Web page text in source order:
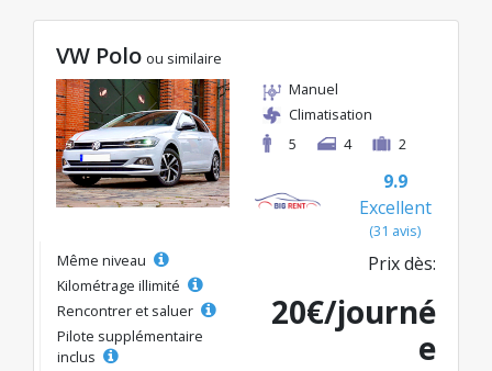
VW Polo ou similaire
Manuel
Climatisation
5
4 2
9.9
Excellent
(31 avis)
Même niveau
Kilométrage illimité
Rencontrer et saluer
Pilote supplémentaire
inclus
Prix dès:
20€/journé
e